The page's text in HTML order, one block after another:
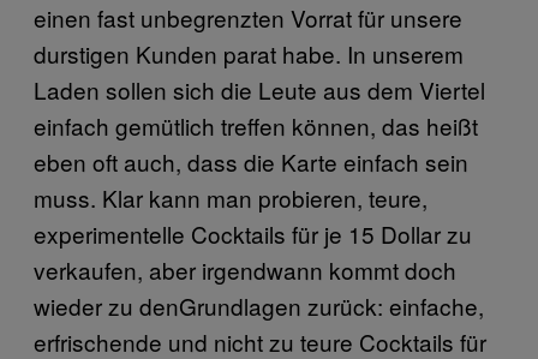
einen fast unbegrenzten Vorrat für unsere
durstigen Kunden parat habe. In unserem
Laden sollen sich die Leute aus dem Viertel
einfach gemütlich treffen können, das heißt
eben oft auch, dass die Karte einfach sein
muss. Klar kann man probieren, teure,
experimentelle Cocktails für je 15 Dollar zu
verkaufen, aber irgendwann kommt doch
wieder zu denGrundlagen zurück: einfache,
erfrischende und nicht zu teure Cocktails für